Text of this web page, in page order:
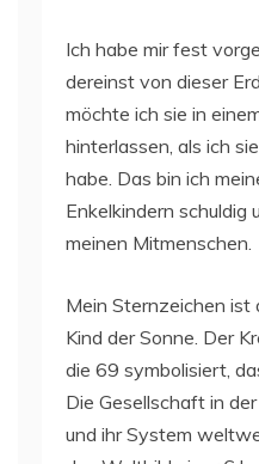
Ich habe mir fest
dereinst von dieser
möchte ich sie in
hinterlassen, als ich
habe. Das bin ich
Enkelkindern schuldig
meinen Mitmenschen.
Mein Sternzeichen ist
Kind der Sonne. Der
die 69 symbolisiert,
Die Gesellschaft in
und ihr System